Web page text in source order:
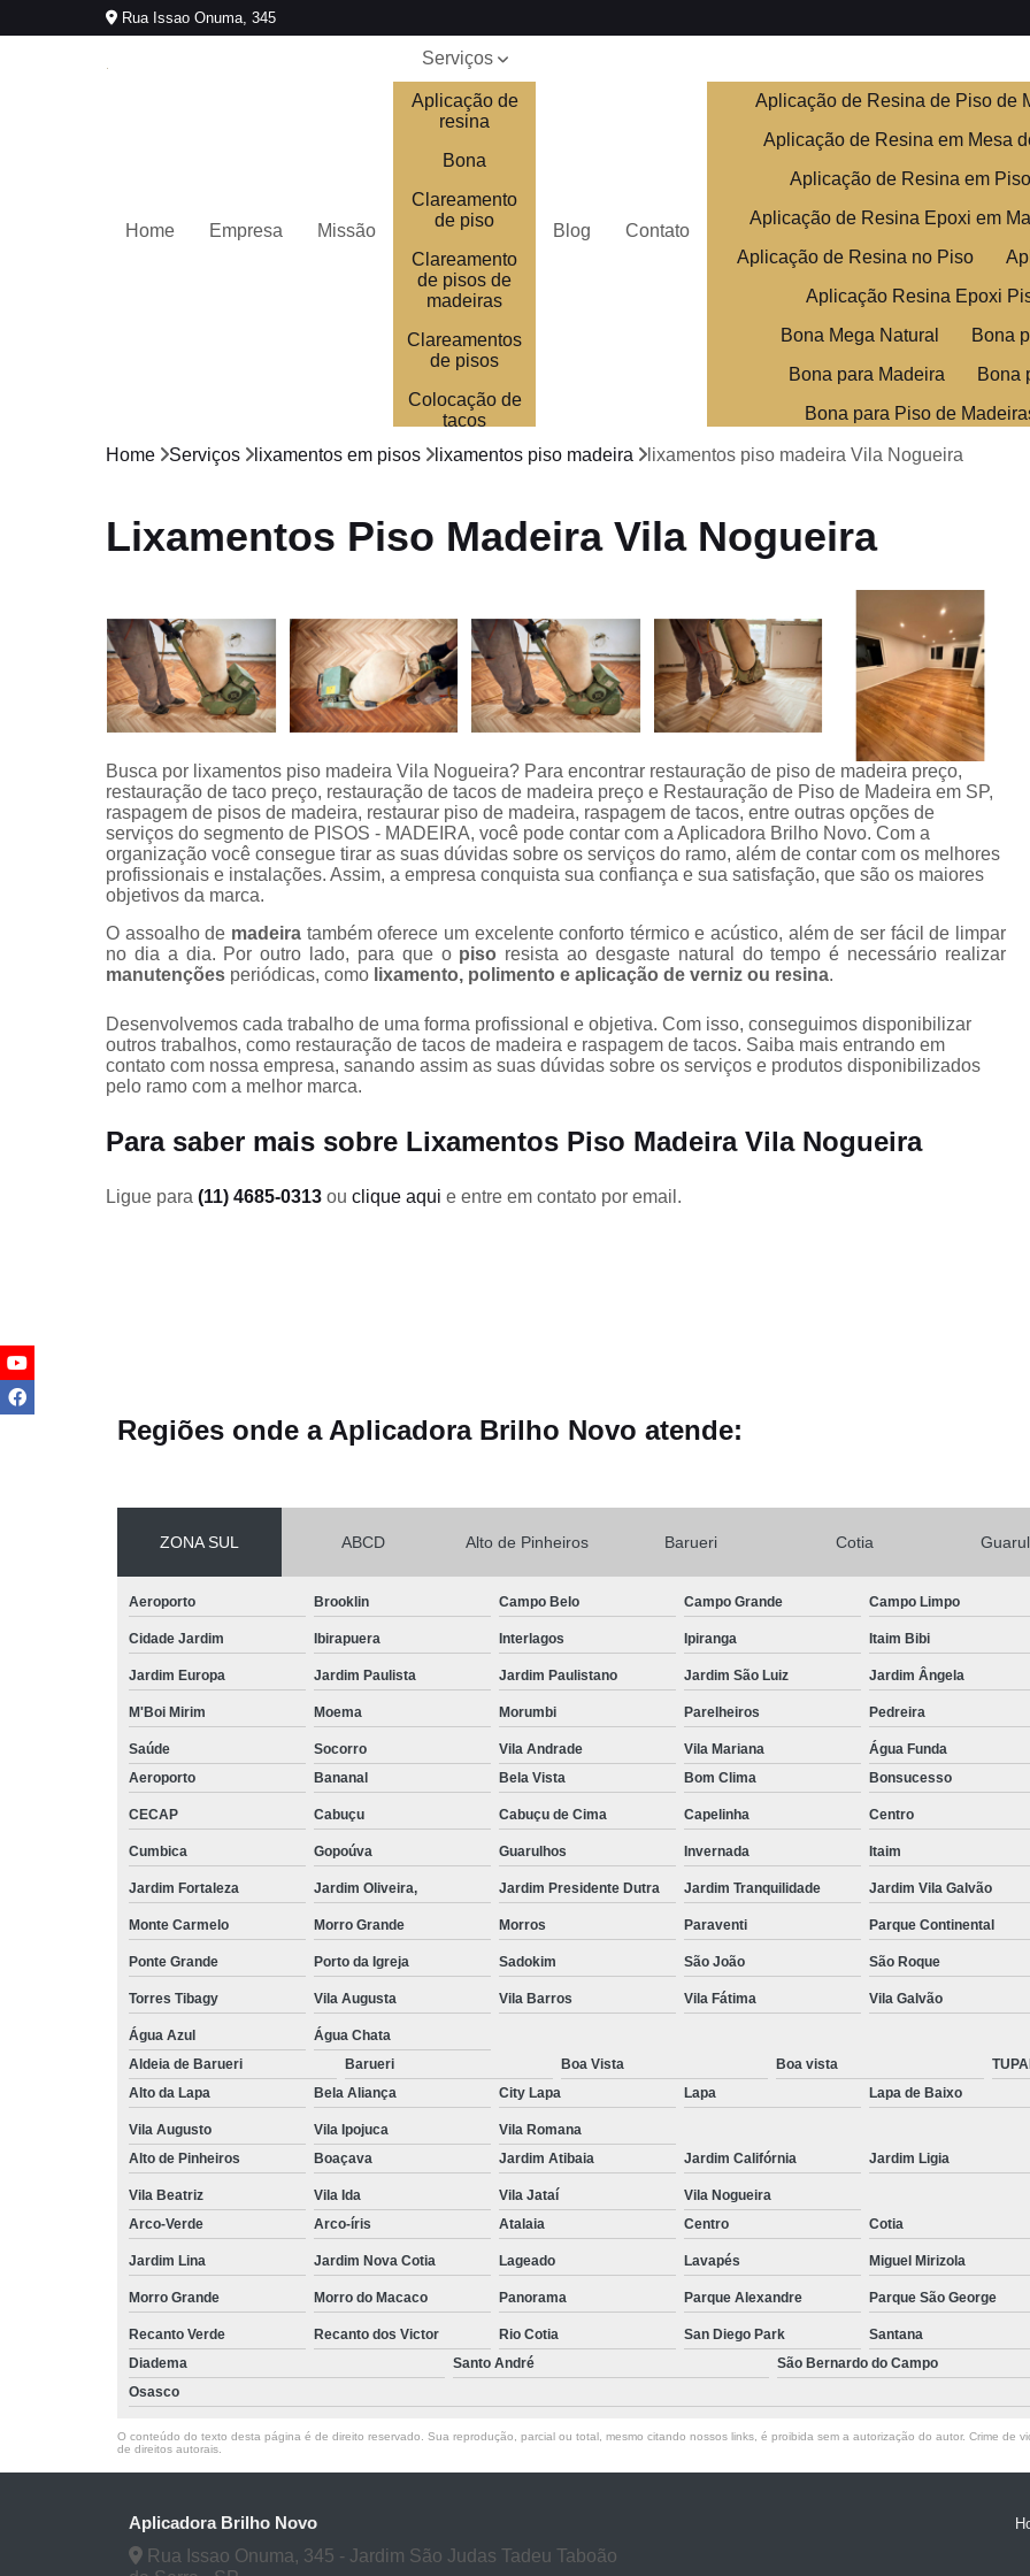
Rua Issao Onuma, 345
Home Empresa Missão
Serviços
Aplicação de
resina
Bona
Clareamento
de piso
Clareamento
de pisos de
madeiras
Clareamentos
de pisos
Colocação de
tacos
Colocações
Deck jardins
Instalação de
pisos
Instalação
deck de
madeira
de pisos
Lixamentos
em pisos
Manutenção
Manutenção
em piso de
Parquets
Raspagem de
madeira
deck
Tratamento
madeira
Tratamentos
em pisos de
piso
Blog Contato
Aplicação de Resina de Piso de
Aplicação de Resina em Mesa
Aplicação de Resina em
Aplicação de Resina Epoxi em
Aplicação de Resina no Piso
Aplicação Resina Epoxi
Bona Mega Natural
Bona
Bona para Madeira
Bona
Bona para Piso de
Bona Piso de
Clareamento de Pisos
Clareamento Piso
Clareamento de
Clareamento em Piso de
Clareamento em Pisos de
Clareamento para Pisos de
Clareamento Pisos em
Clareamento Tacos de
Clareamentos de Assoalho
Clareamentos de Piso de
Clareamentos de Pisos
Clareamentos Piso
Colocação Assoalho de
Colocação de
Colocação de Piso Laminado
Deck de Madeira Jardim
Deck para Jardim de Madeira
Jardins com Relva
Deck de Madeira para Piscina
Deck de Piscina de Fibra
Deck para Cobrir Piscina
Deck Piscina Madeira
Deck
Instalação de Piso de Madeira
Instalação de Piso
Instalação de Piso
Instalação de Piso
Instalação Piso Laminado
Instalações de Deck de
Instalações de Deck Madeira
Instalação de Deck de
Instalação Deck
Lixamento de Assoalho de Madeira
Lixamento de Piso de Madeira
Lixamento de Taco
Lixamento Parquet
Lixamentos de Assoalho
Lixamentos de Parquet
Home Serviços lixamentos em pisos lixamentos piso madeira lixamentos piso madeira Vila Nogueira
Lixamentos Piso Madeira Vila Nogueira
Busca por lixamentos piso madeira Vila Nogueira? Para encontrar restauração de piso de madeira preço,
restauração de taco preço, restauração de tacos de madeira preço e Restauração de Piso de Madeira em SP,
raspagem de pisos de madeira, restaurar piso de madeira, raspagem de tacos, entre outras opções de
serviços do segmento de PISOS - MADEIRA, você pode contar com a Aplicadora Brilho Novo. Com a
organização você consegue tirar as suas dúvidas sobre os serviços do ramo, além de contar com os melhores
profissionais e instalações. Assim, a empresa conquista sua confiança e sua satisfação, que são os maiores
objetivos da marca.
O assoalho de madeiratambém oferece um excelente conforto térmico e acústico, além de ser fácil de limpar
no dia a dia. Por outro lado, para que o piso resista ao desgaste natural do tempo é necessário realizar
manutenções periódicas, como lixamento, polimento e aplicação de verniz ou resina.
Desenvolvemos cada trabalho de uma forma profissional e objetiva. Com isso, conseguimos disponibilizar
outros trabalhos, como restauração de tacos de madeira e raspagem de tacos. Saiba mais entrando em
contato com nossa empresa, sanando assim as suas dúvidas sobre os serviços e produtos disponibilizados
pelo ramo com a melhor marca.
Para saber mais sobre Lixamentos Piso Madeira Vila Nogueira
Ligue para (11) 4685-0313 ou clique aqui e entre em contato por email.
Regiões onde a Aplicadora Brilho Novo atende:
ZONA SUL ABCD Alto de Pinheiros Barueri Cotia
Aeroporto Brooklin Campo Belo Campo Grande Campo Limpo
Cidade Jardim Ibirapuera Interlagos Ipiranga Itaim Bibi
Jardim Europa Jardim Paulista Jardim Paulistano Jardim São Luiz Jardim Ângela
M'Boi Mirim Moema Morumbi Parelheiros Pedreira
Saúde Socorro Vila Andrade Vila Mariana
Água Funda
Aeroporto
Bananal Bela Vista Bom Clima Bonsucesso
CECAP Cabuçu Cabuçu de Cima Capelinha Centro
Cumbica Gopoúva Guarulhos Invernada Itaim
Jardim Fortaleza Jardim Oliveira, Jardim Presidente Dutra Jardim Tranquilidade Jardim Vila Galvão
Monte Carmelo Morro Grande Morros Paraventi Parque Continental
Ponte Grande Porto da Igreja Sadokim São João São Roque
Torres Tibagy Vila Augusta Vila Barros Vila Fátima Vila Galvão
Água Azul
Água Chata
Aldeia de Barueri
Barueri Boa Vista Boa vista
Alto da Lapa
Bela Aliança City Lapa Lapa Lapa de Baixo
Vila Augusto Vila Ipojuca
Vila Romana
Alto de Pinheiros
Boaçava Jardim Atibaia Jardim Califórnia Jardim Ligia
Vila Beatriz Vila Ida Vila Jataí
Vila Nogueira
Arco-Verde
Arco-íris Atalaia Centro Cotia
Jardim Lina Jardim Nova Cotia Lageado Lavapés Miguel Mirizola
Morro Grande Morro do Macaco Panorama Parque Alexandre Parque São George
Recanto Verde Recanto dos Victor Rio Cotia San Diego Park Santana
Diadema
Santo André São Bernardo do Campo
Osasco
O conteúdo do texto desta página é de direito reservado. Sua reprodução, parcial ou total, mesmo citando nossos links, é proibida sem a autorização do autor. Crime de
de direitos autorais
Aplicadora Brilho Novo
Rua Issao Onuma, 345 - Jardim São Judas Tadeu Taboão